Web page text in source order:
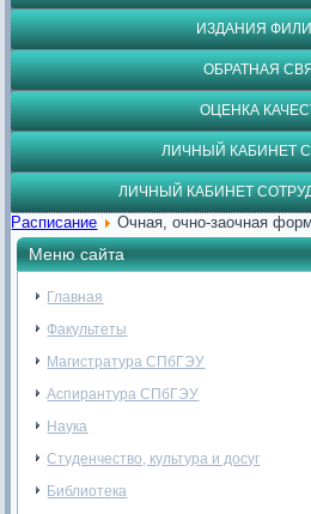
ИЗДАНИЯ
ОБРАТНАЯ
ОЦЕНКА
ЛИЧНЫЙ КАБИНЕТ
ЛИЧНЫЙ КАБИНЕТ
Расписание Очная, очно-заочная
Меню сайта
Главная
Факультеты
Магистратура СПбГЭУ
Аспирантура СПбГЭУ
Наука
Студенчество, культура и досуг
Библиотека